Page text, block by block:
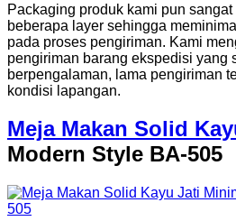
Packaging produk kami pun
beberapa layer sehingga
pada proses pengiriman. Kami
pengiriman barang ekspedisi yang
berpengalaman, lama pengiriman
kondisi lapangan.
Meja Makan Solid
Modern Style BA-505